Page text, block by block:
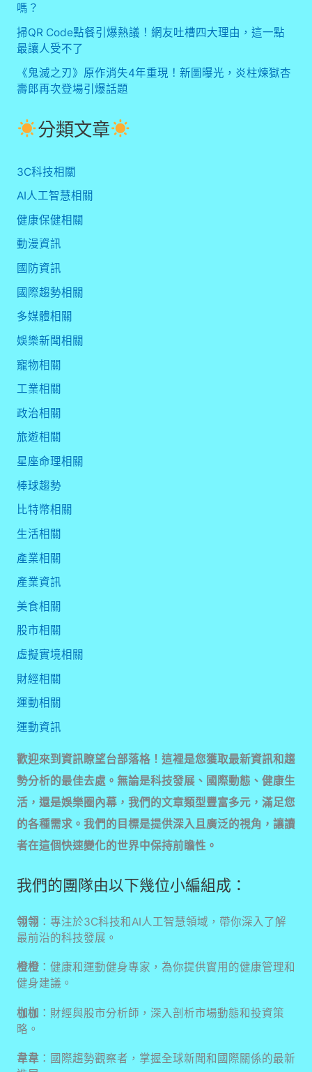
嗎？
掃QR Code點餐引爆熱議！網友吐槽四大理由，這一點
最讓人受不了
《鬼滅之刃》原作消失4年重現！新圖曝光，炎柱煉獄杏
壽郎再次登場引爆話題
分類文章
3C科技相關
AI人工智慧相關
健康保健相關
動漫資訊
國防資訊
國際趨勢相關
多媒體相關
娛樂新聞相關
寵物相關
工業相關
政治相關
旅遊相關
星座命理相關
棒球趨勢
比特幣相關
生活相關
產業相關
產業資訊
美食相關
股市相關
虛擬實境相關
財經相關
運動相關
運動資訊
歡迎來到資訊瞭望台部落格！這裡是您獲取最新資訊和趨
勢分析的最佳去處。無論是科技發展、國際動態、健康生
活，還是娛樂圈內幕，我們的文章類型豐富多元，滿足您
的各種需求。我們的目標是提供深入且廣泛的視角，讓讀
者在這個快速變化的世界中保持前瞻性。
我們的團隊由以下幾位小編組成：
翎翎 ：專注於3C科技和AI人工智慧領域，帶你深入了解
最前沿的科技發展。
橙橙：健康和運動健身專家，為你提供實用的健康管理和
健身建議。
枷枷 ：財經與股市分析師，深入剖析市場動態和投資策
略。
韋韋：國際趨勢觀察者，掌握全球新聞和國際關係的最新